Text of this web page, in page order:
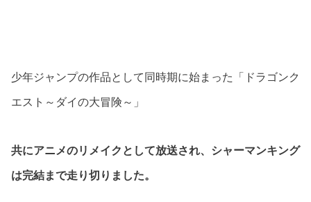
少年ジャンプの作品として同時期に始まった「ドラゴンク
エスト～ダイの大冒険～」
共にアニメのリメイクとして放送され、シャーマンキング
は完結まで走り切りました。